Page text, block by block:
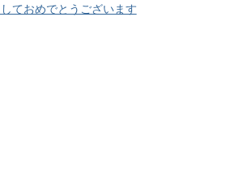
ておめでとうございます